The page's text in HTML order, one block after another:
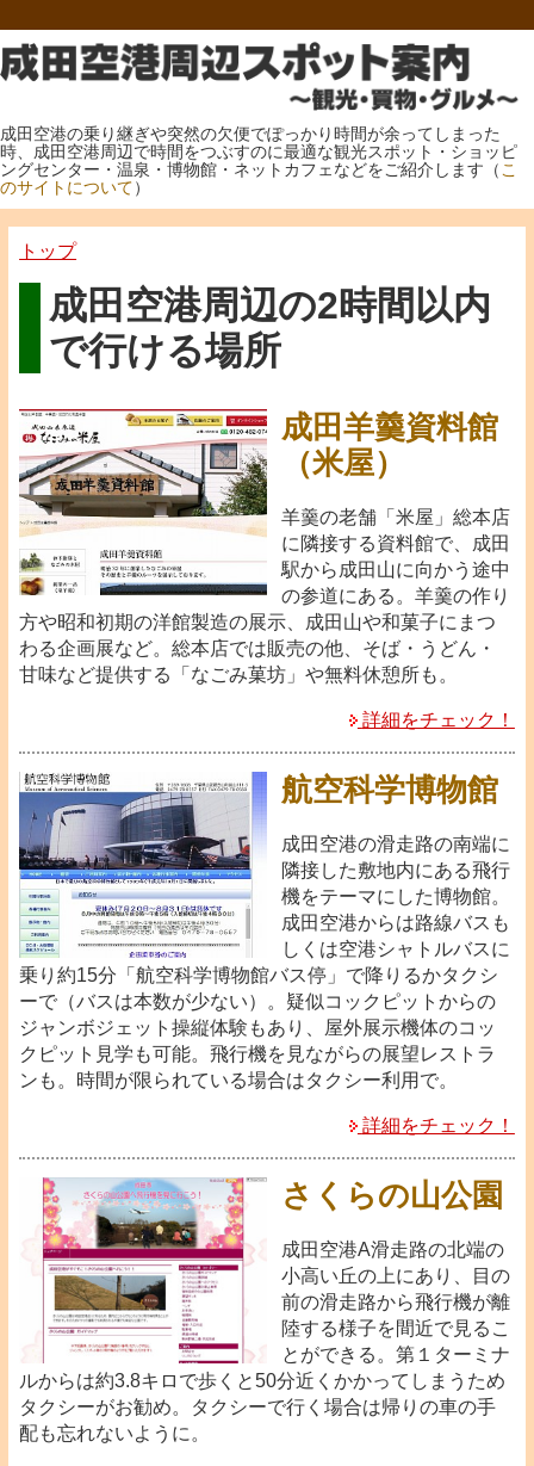
成田空港の乗り継ぎや突然の欠便でぽっかり時間が余ってしまった
時、成田空港周辺で時間をつぶすのに最適な観光スポット・ショッピ
ングセンター・温泉・博物館・ネットカフェなどをご紹介します（ こ
のサイトについて）
トップ
成田空港周辺の2時間以内
で行ける場所
成田羊羹資料館
（米屋）
羊羹の老舗「米屋」総本店
に隣接する資料館で、成田
駅から成田山に向かう途中
の参道にある。羊羹の作り
方や昭和初期の洋館製造の展示、成田山や和菓子にまつ
わる企画展など。総本店では販売の他、そば・うどん・
甘味など提供する「なごみ菓坊」や無料休憩所も。
詳細をチェック！
航空科学博物館
成田空港の滑走路の南端に
隣接した敷地内にある飛行
機をテーマにした博物館。
成田空港からは路線バスも
しくは空港シャトルバスに
乗り約15分「航空科学博物館バス停」で降りるかタクシ
ーで（バスは本数が少ない）。疑似コックピットからの
ジャンボジェット操縦体験もあり、屋外展示機体のコッ
クピット見学も可能。飛行機を見ながらの展望レストラ
ンも。時間が限られている場合はタクシー利用で。
詳細をチェック！
さくらの山公園
成田空港A滑走路の北端の
小高い丘の上にあり、目の
前の滑走路から飛行機が離
陸する様子を間近で見るこ
とができる。第１ターミナ
ルからは約3.8キロで歩くと50分近くかかってしまうため
タクシーがお勧め。タクシーで行く場合は帰りの車の手
配も忘れないように。